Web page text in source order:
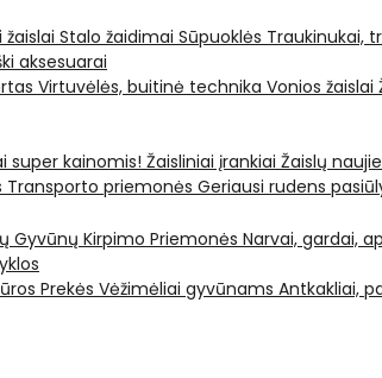
žaislai Stalo žaidimai Sūpuoklės Traukinukai,
aksesuarai
Virtuvėlės, buitinė technika Vonios žaislai
super kainomis! Žaisliniai įrankiai Žaislų
Transporto priemonės Geriausi rudens
Gyvūnų Kirpimo Priemonės Narvai, gardai,
Prekės Vėžimėliai gyvūnams Antkakliai,